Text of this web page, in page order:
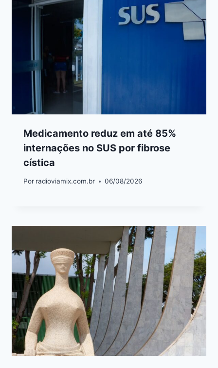
Medicamento reduz em até 85%
internações no SUS por fibrose
cística
Por radioviamix.com.br 06/08/2026